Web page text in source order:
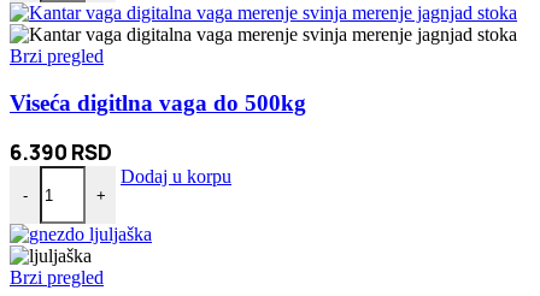
Brzi pregled
Viseća digitlna vaga do 500kg
6.390 RSD
-
Viseća digitlna vaga do 500kg količina
+
Dodaj u korpu
Brzi pregled